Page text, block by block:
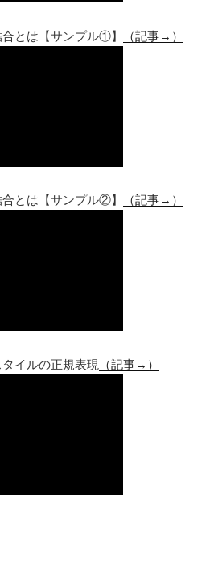
とは【サンプル①】 （記事→）
とは【サンプル②】 （記事→）
イルの正規表現 （記事→）